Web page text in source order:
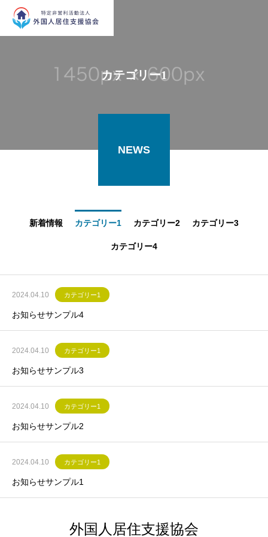
カテゴリー1
NEWS
新着情報 カテゴリー1 カテゴリー2 カテゴリー3
カテゴリー4
2024.04.10 カテゴリー1
お知らせサンプル4
2024.04.10 カテゴリー1
お知らせサンプル3
2024.04.10 カテゴリー1
お知らせサンプル2
2024.04.10 カテゴリー1
お知らせサンプル1
外国人居住支援協会